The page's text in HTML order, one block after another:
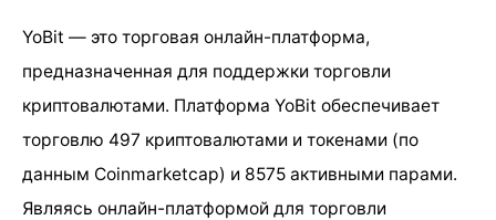
YoBit — это торговая онлайн-платформа,
предназначенная для поддержки торговли
криптовалютами. Платформа YoBit обеспечивает
торговлю 497 криптовалютами и токенами (по
данным Coinmarketcap) и 8575 активными парами.
Являясь онлайн-платформой для торговли